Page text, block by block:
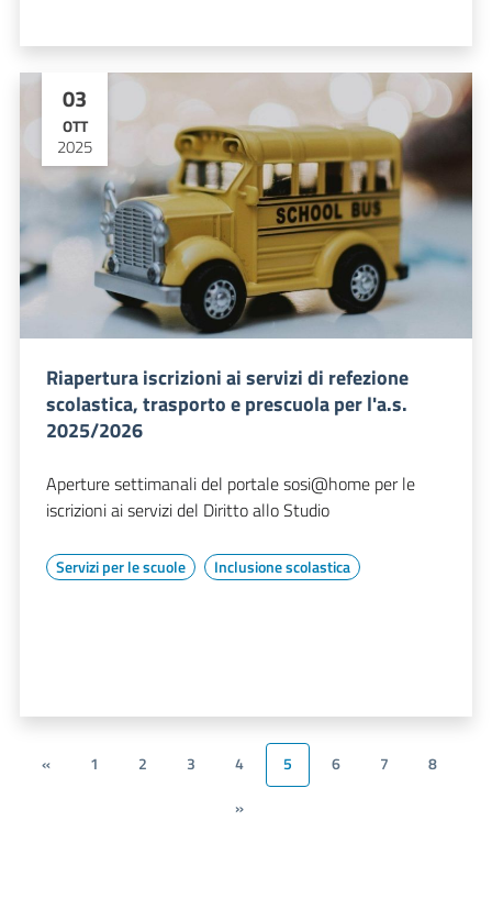
03
OTT
2025
Riapertura iscrizioni ai servizi di refezione
scolastica, trasporto e prescuola per l'a.s.
2025/2026
Aperture settimanali del portale sosi@home per le
iscrizioni ai servizi del Diritto allo Studio
Servizi per le scuole Inclusione scolastica
« 1 2 3 4 5 6 7
8
»